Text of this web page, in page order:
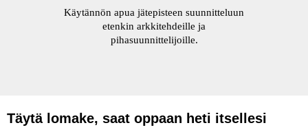
Käytännön apua jätepisteen suunnitteluun
etenkin arkkitehdeille ja
pihasuunnittelijoille.
Täytä lomake, saat oppaan heti itsellesi